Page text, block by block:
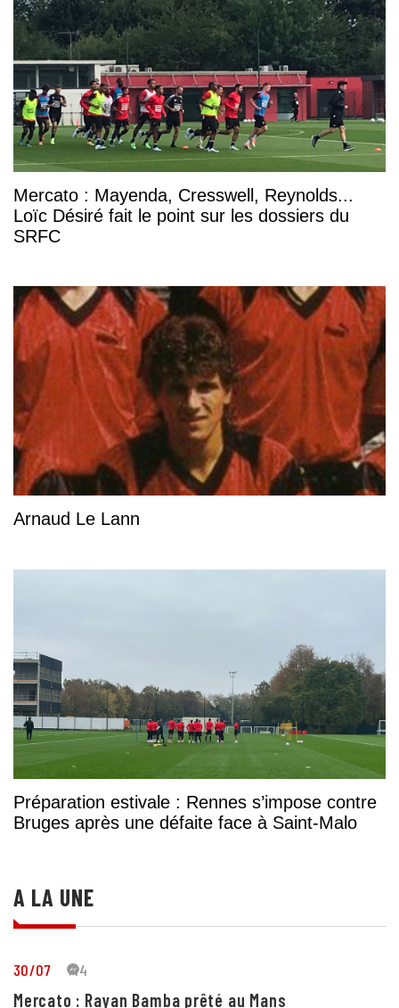
Mercato : Mayenda, Cresswell, Reynolds...
Loïc Désiré fait le point sur les dossiers du
SRFC
Arnaud Le Lann
Préparation estivale : Rennes s’impose contre
Bruges après une défaite face à Saint-Malo
A LA UNE
30/07 44
Mercato : Rayan Bamba prêté au Mans